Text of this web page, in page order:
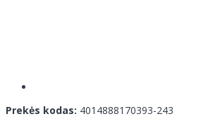
Prekės kodas: 4014888170393-243